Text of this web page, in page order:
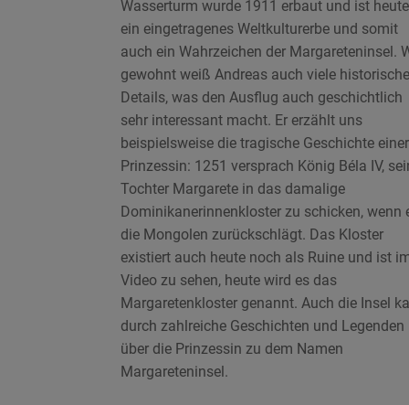
Wasserturm wurde 1911 erbaut und ist heute
ein eingetragenes Weltkulturerbe und somit
auch ein Wahrzeichen der Margareteninsel.
gewohnt weiß Andreas auch viele historische
Details, was den Ausflug auch geschichtlich
sehr interessant macht. Er erzählt uns
beispielsweise die tragische Geschichte einer
Prinzessin: 1251 versprach König Béla IV,
Tochter Margarete in das damalige
Dominikanerinnenkloster zu schicken, wenn
die Mongolen zurückschlägt. Das Kloster
existiert auch heute noch als Ruine und ist
Video zu sehen, heute wird es das
Margaretenkloster genannt. Auch die Insel
durch zahlreiche Geschichten und Legenden
über die Prinzessin zu dem Namen
Margareteninsel.